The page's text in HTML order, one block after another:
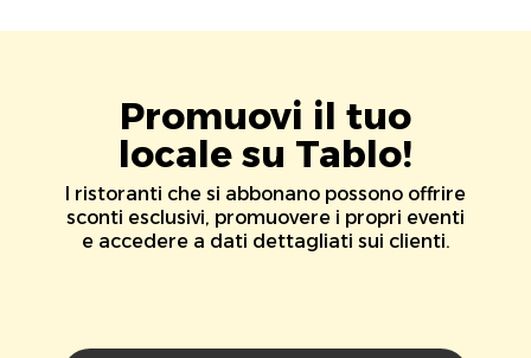
Promuovi il tuo
locale su Tablo!
I ristoranti che si abbonano possono offrire
sconti esclusivi, promuovere i propri eventi
e accedere a dati dettagliati sui clienti.